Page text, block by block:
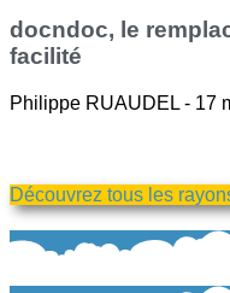
docndoc, le
facilité
Philippe RUAUDEL 17
Découvrez tous les